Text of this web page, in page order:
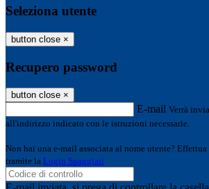
Seleziona utente
button close ×
Recupero password
button close ×
E-mail Verrà
all'indirizzo indicato con le istruzioni necessarie.
Non hai una e-mail associata al nome utente?
tramite la Login Spaggiari